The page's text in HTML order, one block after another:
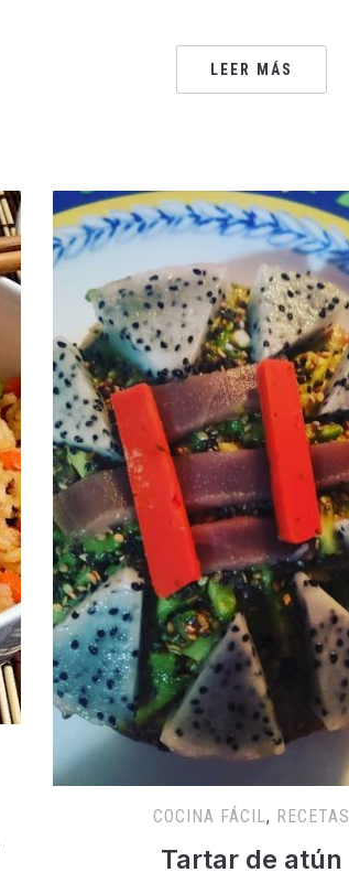
LEER MÁS
COCINA FÁCIL , RECETAS
Tartar de atún